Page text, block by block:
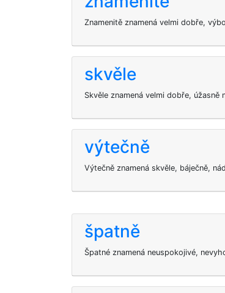
Znamenitě znamená velmi dobře,
skvěle
Skvěle znamená velmi dobře, úžasně
výtečně
Výtečně znamená skvěle, báječně,
špatně
Špatné znamená neuspokojivé,